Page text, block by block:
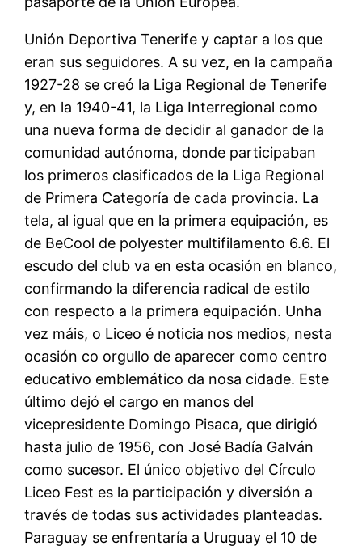
Unión Deportiva Tenerife y captar a los que
eran sus seguidores. A su vez, en la campaña
1927-28 se creó la Liga Regional de Tenerife
y, en la 1940-41, la Liga Interregional como
una nueva forma de decidir al ganador de la
comunidad autónoma, donde participaban
los primeros clasificados de la Liga Regional
de Primera Categoría de cada provincia. La
tela, al igual que en la primera equipación, es
de BeCool de polyester multifilamento 6.6. El
escudo del club va en esta ocasión en blanco,
confirmando la diferencia radical de estilo
con respecto a la primera equipación. Unha
vez máis, o Liceo é noticia nos medios, nesta
ocasión co orgullo de aparecer como centro
educativo emblemático da nosa cidade. Este
último dejó el cargo en manos del
vicepresidente Domingo Pisaca, que dirigió
hasta julio de 1956, con José Badía Galván
como sucesor. El único objetivo del Círculo
Liceo Fest es la participación y diversión a
través de todas sus actividades planteadas.
Paraguay se enfrentaría a Uruguay el 10 de